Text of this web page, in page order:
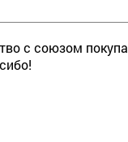
с союзом